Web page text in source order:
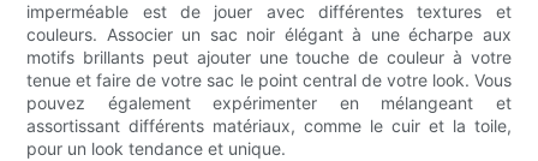
imperméable est de jouer avec différentes textures et
couleurs. Associer un sac noir élégant à une écharpe aux
motifs brillants peut ajouter une touche de couleur à votre
tenue et faire de votre sac le point central de votre look. Vous
pouvez également expérimenter en mélangeant et
assortissant différents matériaux, comme le cuir et la toile,
pour un look tendance et unique.